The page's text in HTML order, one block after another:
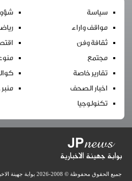
شؤون محلية
واراء
وفن
خاصة
كواليس
الصحف
منبر جهينة
محفوظة © 2008-2026 بوابة جهينة الاخبارية .